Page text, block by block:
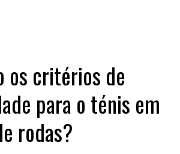
os critérios de
para o ténis em
rodas?